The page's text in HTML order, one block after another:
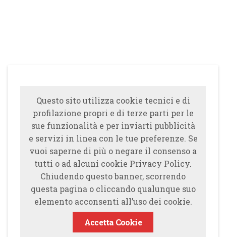
Questo sito utilizza cookie tecnici e di
profilazione propri e di terze parti per le
sue funzionalità e per inviarti pubblicità
e servizi in linea con le tue preferenze. Se
vuoi saperne di più o negare il consenso a
tutti o ad alcuni cookie Privacy Policy.
Chiudendo questo banner, scorrendo
questa pagina o cliccando qualunque suo
elemento acconsenti all’uso dei cookie.
Accetta Cookie